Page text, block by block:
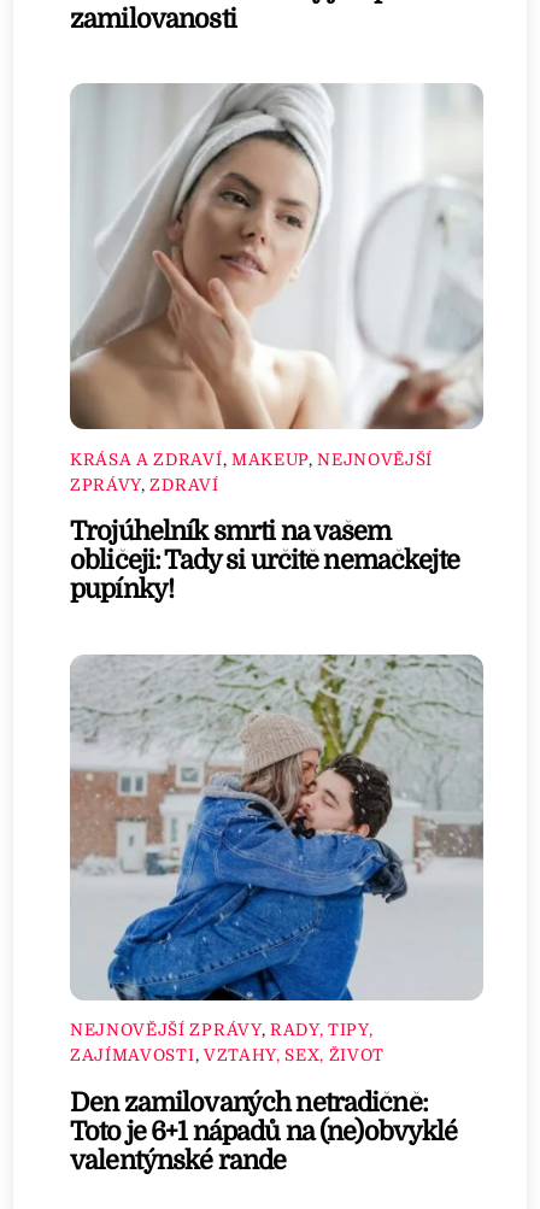
zamilovanosti
KRÁSA A ZDRAVÍ, MAKEUP,NEJNOVĚJŠÍ
ZPRÁVY,ZDRAVÍ
Trojúhelník smrti na vašem
obličeji: Tady si určitě nemačkejte
pupínky!
NEJNOVĚJŠÍ ZPRÁVY, RADY, TIPY,
ZAJÍMAVOSTI, VZTAHY, SEX, ŽIVOT
Den zamilovaných netradičně:
Toto je 6+1 nápadů na (ne)obvyklé
valentýnské rande